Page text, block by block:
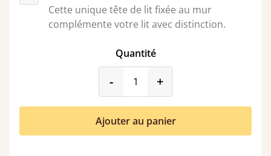
Cette unique tête de lit fixée au mur
complémente votre lit avec distinction.
Quantité
-product_form.decrease
+
Ajouter au panier